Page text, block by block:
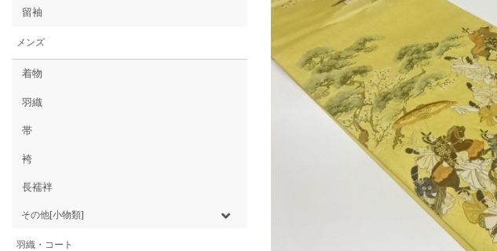
留袖
メンズ
着物
羽織
帯
袴
長襦袢
その他[小物類]
羽織・コート